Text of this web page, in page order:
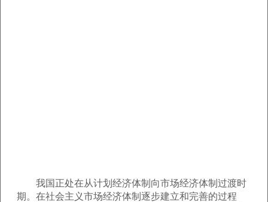
我国正处在从计划经济体制向市场经济体制过渡时
期。在社会主义市场经济体制逐步建立和完善的过程